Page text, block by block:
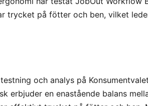
trycket på fötter och ben, vilket
och analys på
erbjuder en enastående balans